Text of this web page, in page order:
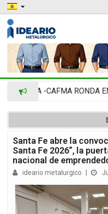
-CAFMA RONDA
Santa Fe abre la
Santa Fe 2026”, la
nacional de
ideario metalurgico